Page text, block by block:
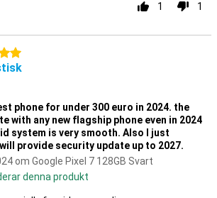
1 1
phone for under 300 euro in 2024. the
with any new flagship phone even in 2024
system is very smooth. Also I just
provide security update up to 2027.
om Google Pixel 7 128GB Svart
denna produkt